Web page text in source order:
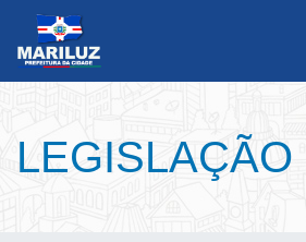
LEGISLAÇÃO